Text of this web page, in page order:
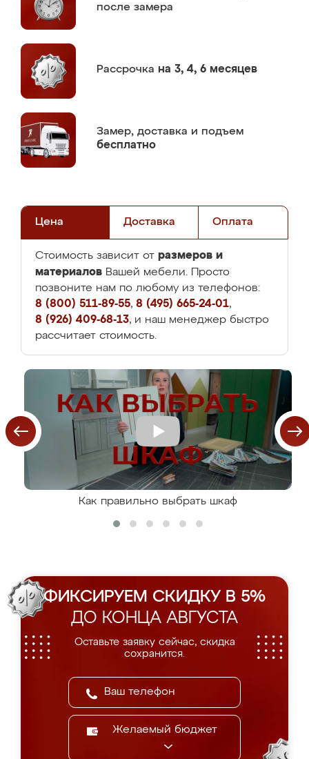
после замера
Рассрочка на 3, 4, 6 месяцев
Замер, доставка и подъем
бесплатно
Цена Доставка Оплата
Стоимость зависит от размеров и
материалов Вашей мебели. Просто
позвоните нам по любому из телефонов:
8 (800) 511-89-55, 8 (495) 665-24-01,
8 (926) 409-68-13, и наш менеджер быстро
рассчитает стоимость.
Как правильно выбрать шкаф
ФИКСИРУЕМ СКИДКУ В 5%
ДО КОНЦА АВГУСТА
Оставьте заявку сейчас, скидка
сохранится.
Желаемый бюджет